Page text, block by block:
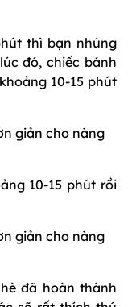
thì bạn nhúng
đó, chiếc bánh
10-15 phút
10-15 phút rồi
đã hoàn thành